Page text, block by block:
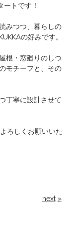
トです！
みつつ、暮らしの
の好みです。
根・窓廻りのしつ
モチーフと、その
丁寧に設計させて
ろしくお願いいた
next